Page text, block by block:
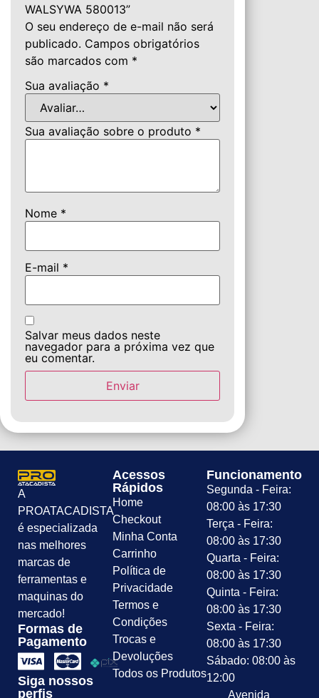
WALSYWA 580013”
O seu endereço de e-mail não será
publicado. Campos obrigatórios
são marcados com *
Sua avaliação *
Sua avaliação sobre o produto *
Nome *
E-mail *
Salvar meus dados neste
navegador para a próxima vez que
eu comentar.
A
PROATACADISTA
é especializada
nas melhores
marcas de
ferramentas e
maquinas do
mercado!
Formas de
Pagamento
Siga nossos
perfis
Acessos
Rápidos
Home
Checkout
Minha Conta
Carrinho
Política de
Privacidade
Termos e
Condições
Trocas e
Devoluções
Todos os Produtos
Funcionamento
Segunda - Feira:
08:00 às 17:30
Terça - Feira:
08:00 às 17:30
Quarta - Feira:
08:00 às 17:30
Quinta - Feira:
08:00 às 17:30
Sexta - Feira:
08:00 às 17:30
Sábado: 08:00 às
12:00
Avenida